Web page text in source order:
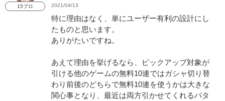
15プロ 2021/04/13
特に理由はなく、単にユーザー有利の設計にし
たものと思います。
ありがたいですね。
あえて理由を挙げるなら、ピックアップ対象が
引ける他のゲームの無料10連ではガシャ切り替
わり前後のどちらで無料10連を使うかは大きな
関心事となり、最近は両方引かせてくれるパタ